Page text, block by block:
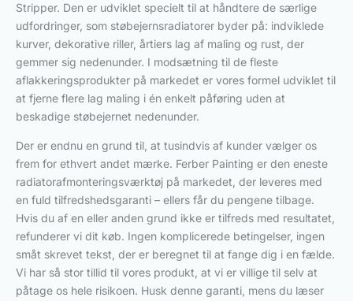
Stripper. Den er udviklet specielt til at håndtere de særlige
udfordringer, som støbejernsradiatorer byder på: indviklede
kurver, dekorative riller, årtiers lag af maling og rust, der
gemmer sig nedenunder. I modsætning til de fleste
aflakkeringsprodukter på markedet er vores formel udviklet til
at fjerne flere lag maling i én enkelt påføring uden at
beskadige støbejernet nedenunder.
Der er endnu en grund til, at tusindvis af kunder vælger os
frem for ethvert andet mærke. Ferber Painting er den eneste
radiatorafmonteringsværktøj på markedet, der leveres med
en fuld tilfredshedsgaranti – ellers får du pengene tilbage.
Hvis du af en eller anden grund ikke er tilfreds med resultatet,
refunderer vi dit køb. Ingen komplicerede betingelser, ingen
småt skrevet tekst, der er beregnet til at fange dig i en fælde.
Vi har så stor tillid til vores produkt, at vi er villige til selv at
påtage os hele risikoen. Husk denne garanti, mens du læser